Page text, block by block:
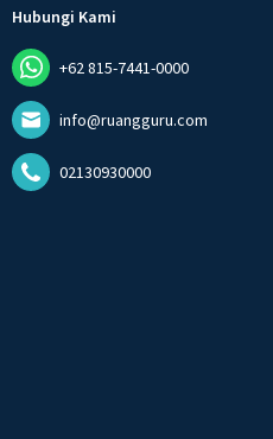
Hubungi Kami
+62 815-7441-0000
info@ruangguru.com
02130930000